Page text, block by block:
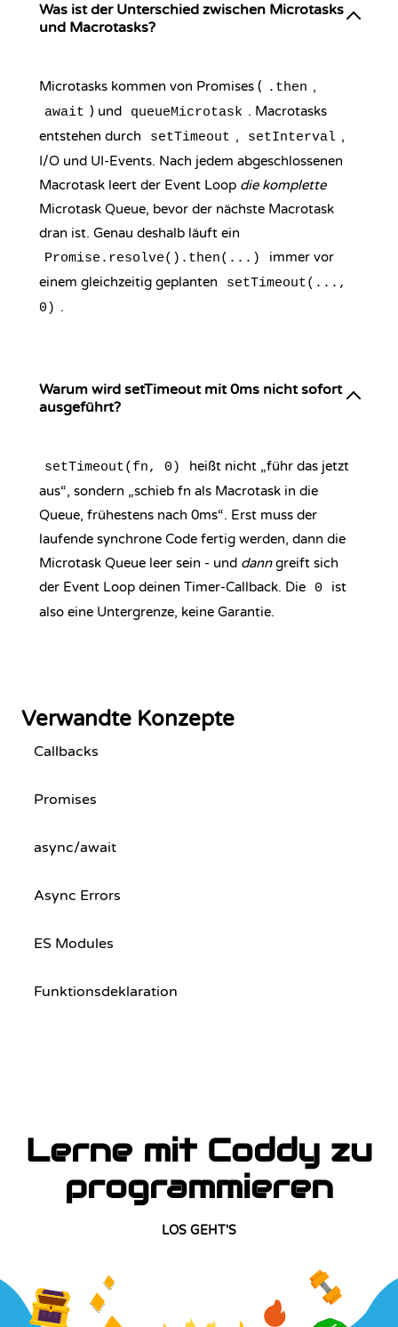
Was ist der Unterschied zwischen Microtasks
und Macrotasks?
Microtasks kommen von Promises ( .then ,
await ) und queueMicrotask . Macrotasks
entstehen durch
setTimeout , setInterval ,
I/O und UI-Events. Nach jedem abgeschlossenen
Macrotask leert der Event Loop die komplette
Microtask Queue, bevor der nächste Macrotask
dran ist. Genau deshalb läuft ein
Promise.resolve().then(...)
immer vor
einem gleichzeitig geplanten
setTimeout(...,
0) .
Warum wird setTimeout mit 0ms nicht sofort
ausgeführt?
setTimeout(fn, 0)
heißt nicht „führ das jetzt
aus“, sondern „schieb fn als Macrotask in die
Queue, frühestens nach 0ms“. Erst muss der
laufende synchrone Code fertig werden, dann die
Microtask Queue leer sein - und danngreift sich
der Event Loop deinen Timer-Callback. Die
0
ist
also eine Untergrenze, keine Garantie.
Verwandte Konzepte
Callbacks
Promises
async/await
Async Errors
ES Modules
Funktionsdeklaration
Lerne mit Coddy zu
programmieren
LOS GEHT'S